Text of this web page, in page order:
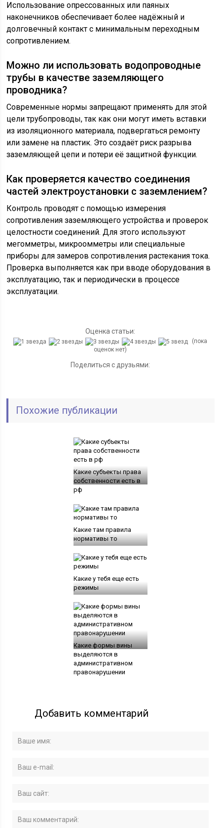
Использование опрессованных или паяных
наконечников обеспечивает более надёжный и
долговечный контакт с минимальным переходным
сопротивлением.
Можно ли использовать водопроводные
трубы в качестве заземляющего
проводника?
Современные нормы запрещают применять для этой
цели трубопроводы, так как они могут иметь вставки
из изоляционного материала, подвергаться ремонту
или замене на пластик. Это создаёт риск разрыва
заземляющей цепи и потери её защитной функции.
Как проверяется качество соединения
частей электроустановки с заземлением?
Контроль проводят с помощью измерения
сопротивления заземляющего устройства и проверок
целостности соединений. Для этого используют
мегомметры, микроомметры или специальные
приборы для замеров сопротивления растекания тока.
Проверка выполняется как при вводе оборудования в
эксплуатацию, так и периодически в процессе
эксплуатации.
Оценка статьи:
(пока
оценок нет)
Поделиться с друзьями:
Похожие публикации
Какие субъекты права
собственности есть в
рф
Какие там правила
нормативы то
Какие у тебя еще есть
режимы
Какие формы вины
выделяются в
административном
правонарушении
Добавить комментарий